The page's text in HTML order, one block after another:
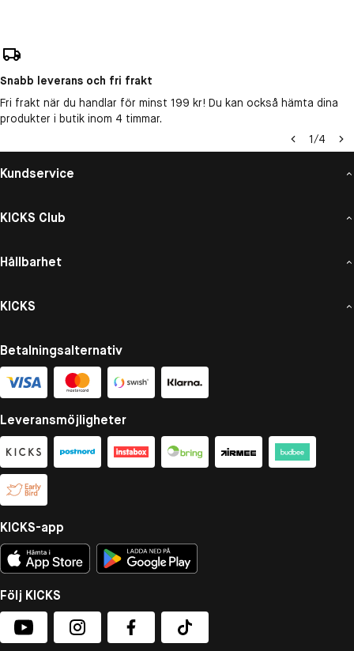
Snabb leverans och fri frakt
Fri frakt när du handlar för minst 199 kr! Du kan också hämta dina
produkter i butik inom 4 timmar.
1/4
Kundservice
KICKS Club
Hållbarhet
KICKS
Betalningsalternativ
Leveransmöjligheter
KICKS-app
Följ KICKS